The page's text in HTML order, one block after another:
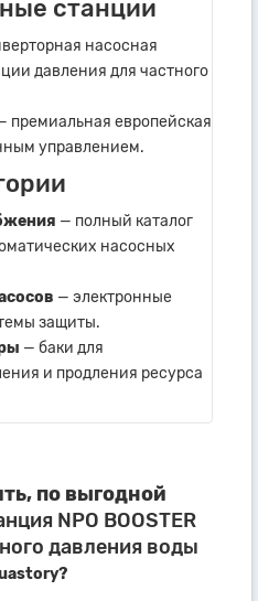
станции
насосная
давления для частного
премиальная европейская
управлением.
— полный каталог
насосных
— электронные
защиты.
— баки для
и продления ресурса
по выгодной
NPO BOOSTER
давления воды